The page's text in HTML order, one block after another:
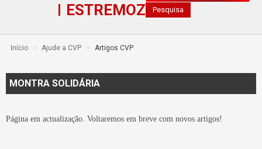
ESTREMOZ Pesquisa
Início > Ajude a CVP > Artigos CVP
MONTRA SOLIDÁRIA
Página em actualização. Voltaremos em breve com novos artigos!